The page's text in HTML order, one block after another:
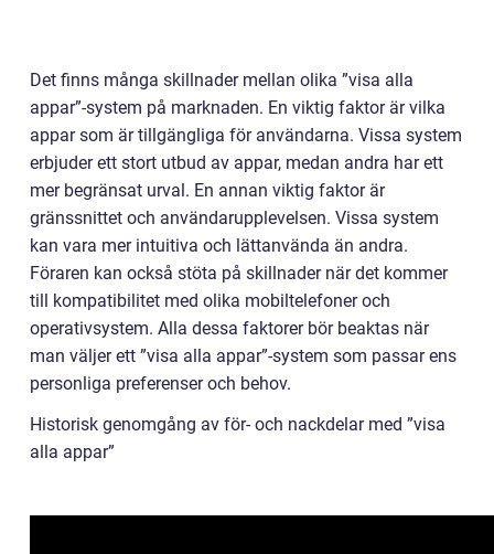
Det finns många skillnader mellan olika ”visa alla
appar”-system på marknaden. En viktig faktor är vilka
appar som är tillgängliga för användarna. Vissa system
erbjuder ett stort utbud av appar, medan andra har ett
mer begränsat urval. En annan viktig faktor är
gränssnittet och användarupplevelsen. Vissa system
kan vara mer intuitiva och lättanvända än andra.
Föraren kan också stöta på skillnader när det kommer
till kompatibilitet med olika mobiltelefoner och
operativsystem. Alla dessa faktorer bör beaktas när
man väljer ett ”visa alla appar”-system som passar ens
personliga preferenser och behov.
Historisk genomgång av för- och nackdelar med ”visa
alla appar”